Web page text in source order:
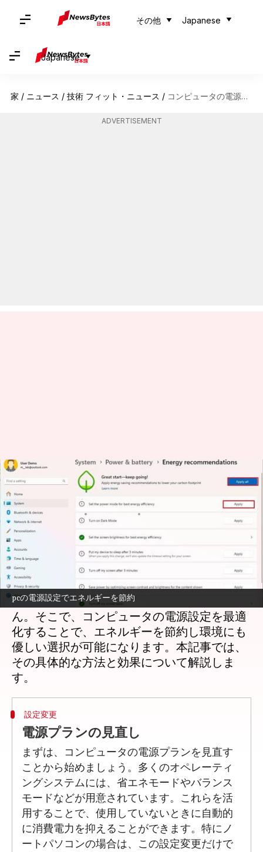
その他 Japanese
Japanese
家 / ニュース / 技術 フィット・ニュース / コンピュータの電源設定でエネルギーを節約する方法
ADVERTISEMENT
pcの電源設定でエネルギーを節約
コンピュータの電源設定でエネ
ルギーを節約する方法
著者 Keito Komeda
どんな話なの
現代社会では、コンピュータは日常生活に欠
かせない存在です。しかし、これらのデバイ
スが消費するエネルギー量は無視できませ
ん。そこで、コンピュータの電源設定を最適
化することで、エネルギーを節約し環境にも
優しい選択が可能になります。本記事では、
その具体的な方法と効果について解説しま
設定変更
電源プランの見直し
まずは、コンピュータの電源プランを見直す
ことから始めましょう。多くのオペレーティ
ングシステムには、省エネモードやバランス
モードなどが用意されています。これらを活
用することで、使用していないときに自動的
に消費電力を抑えることができます。特にノ
ートパソコンの場合は、この設定変更だけで